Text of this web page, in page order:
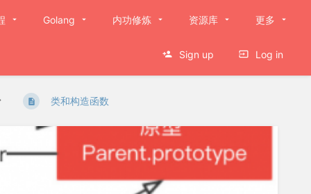
Golang 内功修炼 资源库 更多
Sign up Log in
类和构造函数